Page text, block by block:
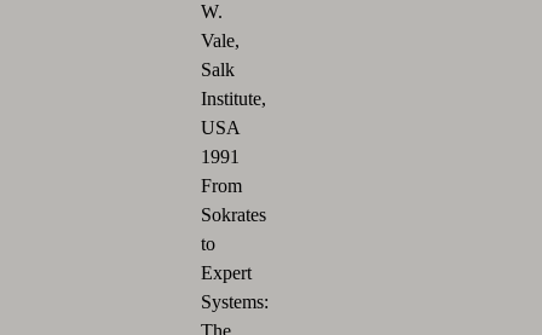
W.
Vale,
Salk
Institute,
USA
1991
From
Sokrates
to
Expert
Systems: